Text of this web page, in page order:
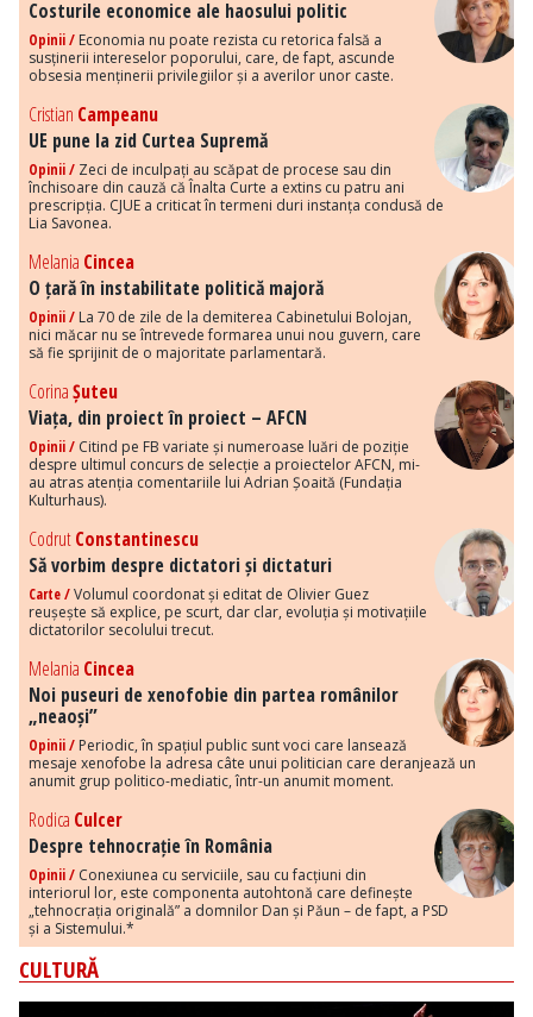
Costurile economice ale haosului politic
Opinii / Economia nu poate rezista cu retorica falsă a
susținerii intereselor poporului, care, de fapt, ascunde
obsesia menținerii privilegiilor și a averilor unor caste.
Cristian Campeanu
UE pune la zid Curtea Supremă
Opinii / Zeci de inculpați au scăpat de procese sau din
închisoare din cauză că Înalta Curte a extins cu patru ani
prescripția. CJUE a criticat în termeni duri instanța condusă de
Lia Savonea.
Melania Cincea
O țară în instabilitate politică majoră
Opinii / La 70 de zile de la demiterea Cabinetului Bolojan,
nici măcar nu se întrevede formarea unui nou guvern, care
să fie sprijinit de o majoritate parlamentară.
CorinaȘuteu
Viața, din proiect în proiect – AFCN
Opinii / Citind pe FB variate și numeroase luări de poziție
despre ultimul concurs de selecție a proiectelor AFCN, mi-
au atras atenția comentariile lui Adrian Șoaită (Fundația
Kulturhaus).
CodrutConstantinescu
Să vorbim despre dictatori și dictaturi
Carte /Volumul coordonat și editat de Olivier Guez
reușește să explice, pe scurt, dar clar, evoluția și motivațiile
dictatorilor secolului trecut.
Melania Cincea
Noi puseuri de xenofobie din partea românilor
„neaoși”
Opinii / Periodic, în spațiul public sunt voci care lansează
mesaje xenofobe la adresa câte unui politician care deranjează un
anumit grup politico-mediatic, într-un anumit moment.
Rodica Culcer
Despre tehnocrație în România
Opinii / Conexiunea cu serviciile, sau cu facțiuni din
interiorul lor, este componenta autohtonă care definește
„tehnocrația originală” a domnilor Dan și Păun – de fapt, a PSD
și a Sistemului.*
CULTURĂ